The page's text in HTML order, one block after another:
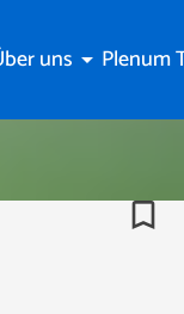
uns arrow_drop_down Plenum
bookmark_border